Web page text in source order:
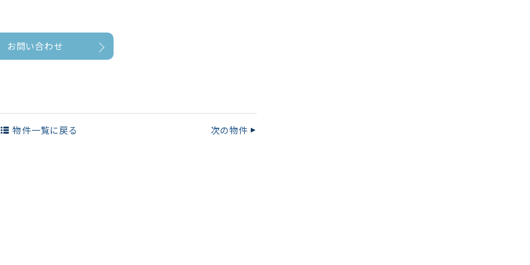
お問い合わせ
物件一覧に戻る 次の物件